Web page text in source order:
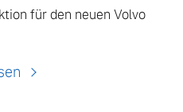
für den neuen Volvo